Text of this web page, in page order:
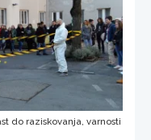
do raziskovanja, varnosti